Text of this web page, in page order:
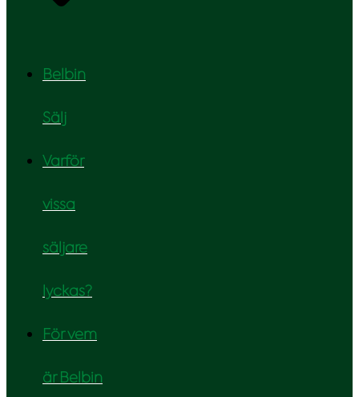
Belbin
Sälj
Varför
vissa
säljare
lyckas?
För vem
är Belbin